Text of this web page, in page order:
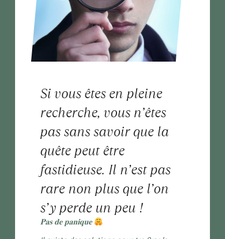
Si vous êtes en pleine
recherche, vous n’êtes
pas sans savoir que la
quête peut être
fastidieuse. Il n’est pas
rare non plus que l’on
s’y perde un peu !
𝐏𝐚𝐬 𝐝𝐞 𝐩𝐚𝐧𝐢𝐪𝐮𝐞